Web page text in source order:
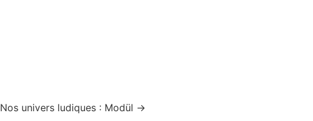
Nos univers ludiques : Modül →